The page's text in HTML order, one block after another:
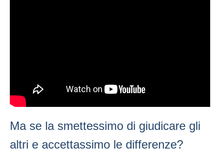
Ma se la smettessimo di giudicare gli
altri e accettassimo le differenze?